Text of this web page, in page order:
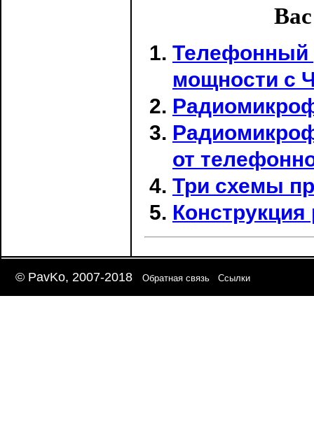
Телефонный
мощности с
от
Три схемы
© PavKo, 2007-2018 Обратная связь Ссылки